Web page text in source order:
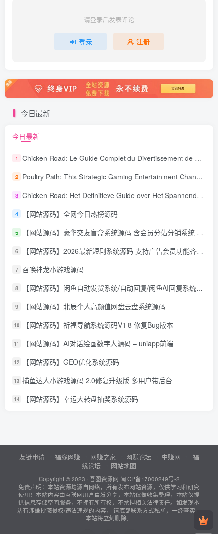
请登录后发表评论
登录 注册
今日最新
今日最新
1 Chicken Road: Le Guide Complet du Divertissement de Maison de Jeu Stratégique
2 Poultry Path: This Strategic Gaming Entertainment Changing Sequence Forecasting
3 Chicken Road: Het Definitieve Guide over Het Spannende Gokspel
4 【网站源码】全网今日热榜源码
5 【网站源码】豪华交友盲盒系统源码 含会员分站分销系统 可易支付
6 【网站源码】2026最新短剧系统源码 支持广告会员功能齐全短剧源码
7 召唤神龙小游戏源码
8 【网站源码】闲鱼自动发货系统/自动回复/闲鱼AI回复系统源码
9 【网站源码】北辰个人高颜值网盘云盘系统源码
10 【网站源码】祈福导航系统源码V1.8 修复Bug版本
11 【网站源码】AI对话绘画数字人源码 – uniapp前端
12 【网站源码】GEO优化系统源码
13 捕鱼达人小游戏源码 2.0修复升级版 多用户带后台
14 【网站源码】幸运大转盘抽奖系统源码
友链申请 福缘网赚 网赚之家 网赚论坛 中赚网
福
缘论坛
网站地图
Copyright © 2023 · 吾图资源网 闽ICP备17000249号-2
免责声明：本站资源均源自网络，所有发布网站资源，仅供学习和研究
使用！本站内容由互联网用户自发分享，本站仅做收集整理，本站仅提
供信息存储空间服务，不拥有所有权，不承担相关法律责任。如发现本
站有涉嫌抄袭侵权/违法违规的内容， 请底部联系方式私聊，一经查实，
本站将立刻删除。